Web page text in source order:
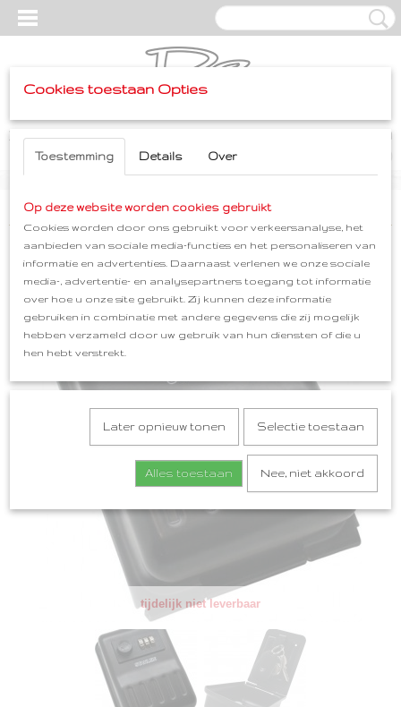
Inloggen Registreren UW WINKELWAGEN
Home>Huis & Tuin>Sleutels & Sloten >Stahlex Sleutelkluis
tijdelijk niet leverbaar
Cookies toestaan Opties
Toestemming Details Over
Op deze website worden cookies gebruikt
Cookies worden door ons gebruikt voor verkeersanalyse, het
aanbieden van sociale media-functies en het personaliseren van
informatie en advertenties. Daarnaast verlenen we onze sociale
media-, advertentie- en analysepartners toegang tot informatie
over hoe u onze site gebruikt. Zij kunnen deze informatie
gebruiken in combinatie met andere gegevens die zij mogelijk
hebben verzameld door uw gebruik van hun diensten of die u
hen hebt verstrekt.
Later opnieuw tonen Selectie toestaan
Alles toestaan Nee, niet akkoord